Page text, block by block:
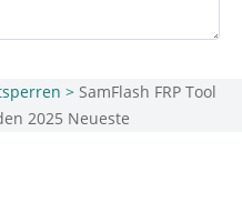
> SamFlash FRP Tool
2025 Neueste